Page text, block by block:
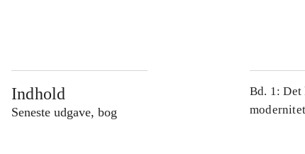
Indhold
Seneste udgave, bog
Bd. 1: